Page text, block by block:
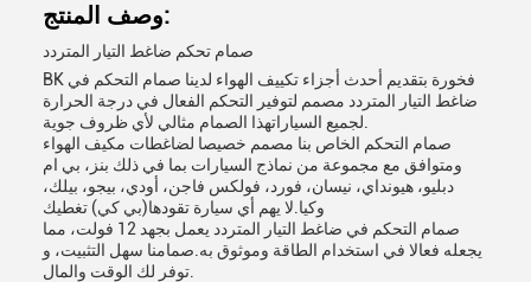
وصف المنتج:
صمام تحكم ضاغط التيار المتردد
BK فخورة بتقديم أحدث أجزاء تكييف الهواء لدينا صمام التحكم في
ضاغط التيار المتردد مصمم لتوفير التحكم الفعال في درجة الحرارة
صمام التحكم الخاص بنا مصمم خصيصا لضاغطات مكيف الهواء
ومتوافق مع مجموعة من نماذج السيارات بما في ذلك بنز، بي ام
دبليو، هيونداي، نيسان، فورد، فولكس فاجن، أودي، بيجو، بيلك،
وكيا.لا يهم أي سيارة تقودها(بي كي) تغطيك
صمام التحكم في ضاغط التيار المتردد يعمل بجهد 12 فولت، مما
يجعله فعالا في استخدام الطاقة وموثوق به.صمامنا سهل التثبيت، و